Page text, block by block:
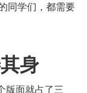
同学们，都需要
身
版面就占了三